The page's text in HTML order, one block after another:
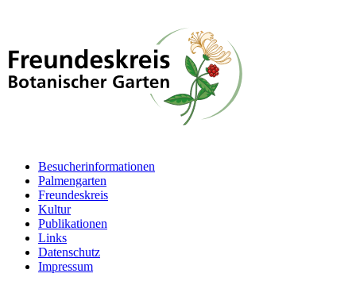
Besucherinformationen
Palmengarten
Freundeskreis
Kultur
Publikationen
Links
Datenschutz
Impressum